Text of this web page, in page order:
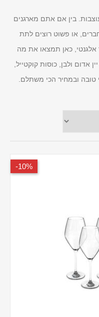
בין אם אתם מארגנים
או פשוט רוצים לתת
כאן תמצאו את מה
ולבן, כוסות קוקטייל,
טובה ובמחיר הכי משתלם.
10%-